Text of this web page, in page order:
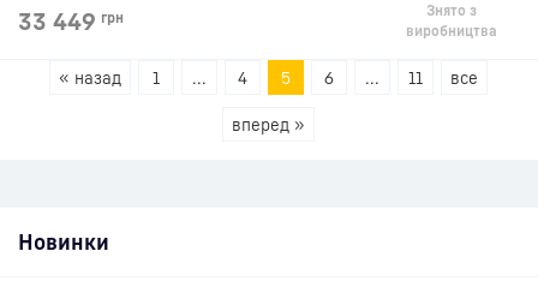
33 449 грн
Знято з
виробництва
« назад 1 ... 4 5 6 ... 11 все
вперед »
Новинки